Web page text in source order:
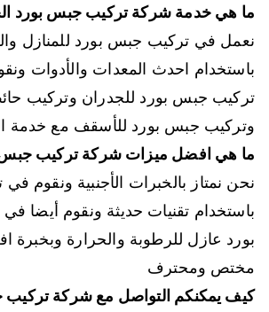
ما هي خدمة شركة تركيب جبس بورد
نعمل في تركيب جبس بورد للمنازل
باستخدام احدث المعدات والأدوات
تركيب جبس بورد للجدران وتركيب
وتركيب جبس بورد للأسقف مع خدمة
ما هي افضل ميزات شركة تركيب جبس
نحن نمتاز بالخبرات الأجنبية ونقوم
باستخدام تقنيات حديثة ونقوم أيضا
بورد عازل للرطوبة والحرارة وبخبرة
مختص ومحترف
كيف يمكنكم التواصل مع شركة تركيب